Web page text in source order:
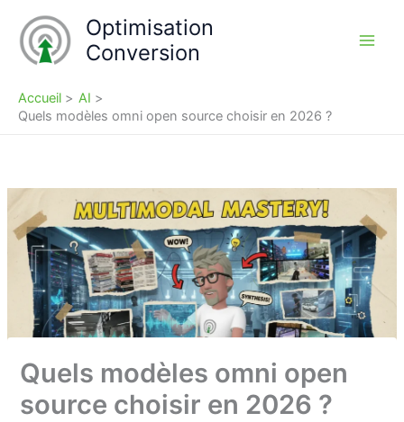
contenu
Optimisation
Conversion
Accueil
AI
Quels modèles omni open source choisir en 2026 ?
Quels modèles omni open
source choisir en 2026 ?